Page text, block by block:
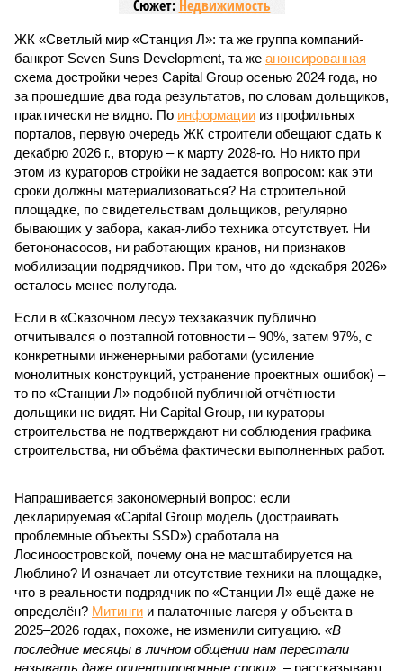
Сюжет: Недвижимость
ЖК «Светлый мир «Станция Л»: та же группа компаний-
банкрот Seven Suns Development, та же анонсированная
схема достройки через Capital Group осенью 2024 года, но
за прошедшие два года результатов, по словам дольщиков,
практически не видно. По информации из профильных
порталов, первую очередь ЖК строители обещают сдать к
декабрю 2026 г., вторую – к марту 2028-го. Но никто при
этом из кураторов стройки не задается вопросом: как эти
сроки должны материализоваться? На строительной
площадке, по свидетельствам дольщиков, регулярно
бывающих у забора, какая-либо техника отсутствует. Ни
бетононасосов, ни работающих кранов, ни признаков
мобилизации подрядчиков. При том, что до «декабря 2026»
осталось менее полугода.
Если в «Сказочном лесу» техзаказчик публично
отчитывался о поэтапной готовности – 90%, затем 97%, с
конкретными инженерными работами (усиление
монолитных конструкций, устранение проектных ошибок) –
то по «Станции Л» подобной публичной отчётности
дольщики не видят. Ни Capital Group, ни кураторы
строительства не подтверждают ни соблюдения графика
строительства, ни объёма фактически выполненных работ.
Напрашивается закономерный вопрос: если
декларируемая «Capital Group модель (достраивать
проблемные объекты SSD») сработала на
Лосиноостровской, почему она не масштабируется на
Люблино? И означает ли отсутствие техники на площадке,
что в реальности подрядчик по «Станции Л» ещё даже не
определён? Митинги и палаточные лагеря у объекта в
2025–2026 годах, похоже, не изменили ситуацию. «В
последние месяцы в личном общении нам перестали
называть даже ориентировочные сроки», – рассказывают